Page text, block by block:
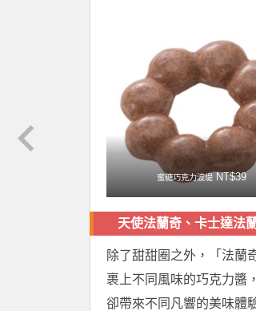
蜜糖巧克力波堤 NT$39
天使法蘭奇、卡士達法
除了甜甜圈之外，「法蘭
裹上不同風味的巧克力醬
卻帶來不同凡響的美味體